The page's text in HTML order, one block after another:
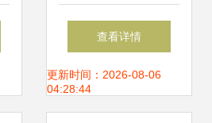
满！海南15支优秀
广场舞队伍，舞出
查看详情
更新时间：2026-08-06
04:28:44